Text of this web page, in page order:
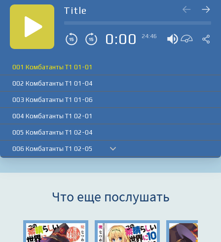
Title
0:00 24:46
001 Комбатанты Т1 01-01
002 Комбатанты Т1 01-04
003 Комбатанты Т1 01-06
004 Комбатанты Т1 02-01
005 Комбатанты Т1 02-04
006 Комбатанты Т1 02-05
009 Комбатанты Т1 04-01
011 Комбатанты Т1 04-06
Что еще послушать